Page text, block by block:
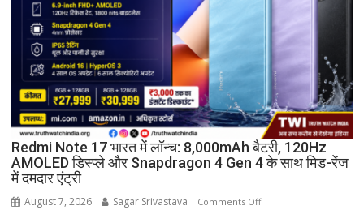
Redmi Note 17 भारत में लॉन्च: 8,000mAh बैटरी, 120Hz
AMOLED डिस्प्ले और Snapdragon 4 Gen 4 के साथ मिड-रेंज
में दमदार एंट्री
August 7, 2026 Sagar Srivastava Comments Offon